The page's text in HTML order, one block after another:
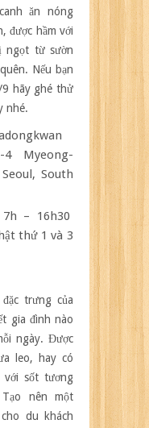
ăn nóng
được hầm với
ngọt từ sườn
Nếu bạn
9 hãy ghé thử
nhé.
4 Myeong-
South
7h – 16h30
thứ 1 và 3
trưng của
gia đình nào
ngày. Được
leo, hay có
sốt tương
nên một
du khách